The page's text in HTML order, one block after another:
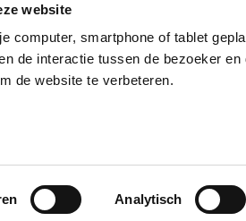
website
computer, smartphone of tablet
de interactie tussen de bezoeker en
de website te verbeteren.
Analytisch
bezorgen? Alle VLAIO-kantoren